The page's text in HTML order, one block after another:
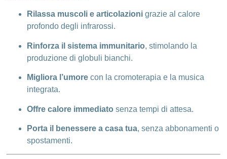
Rilassa muscoli e articolazioni grazie al calore
profondo degli infrarossi.
Rinforza il sistema immunitario, stimolando la
produzione di globuli bianchi.
Migliora l’umore con la cromoterapia e la musica
integrata.
Offre calore immediato senza tempi di attesa.
Porta il benessere a casa tua, senza abbonamenti o
spostamenti.